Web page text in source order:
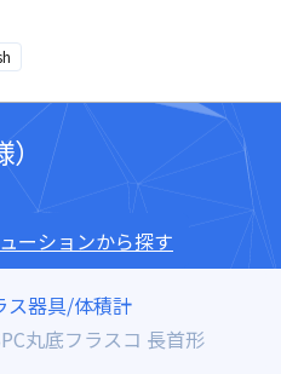
ーションから探す
ス器具/体積計
丸底フラスコ 長首形